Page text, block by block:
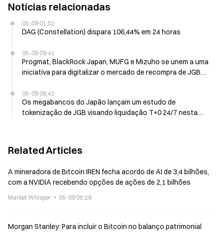
Notícias relacionadas
05-09 01:52
DAG (Constellation) dispara 106,44% em 24 horas
05-08 09:41
Progmat, BlackRock Japan, MUFG e Mizuho se unem a uma
iniciativa para digitalizar o mercado de recompra de JGB
05-08 06:42
Os megabancos do Japão lançam um estudo de
tokenização de JGB visando liquidação T+0 24/7 nesta
Related Articles
A mineradora de Bitcoin IREN fecha acordo de AI de 3,4 bilhões,
com a NVIDIA recebendo opções de ações de 2,1 bilhões
Market Whisper 05-09 05:26
Morgan Stanley: Para incluir o Bitcoin no balanço patrimonial